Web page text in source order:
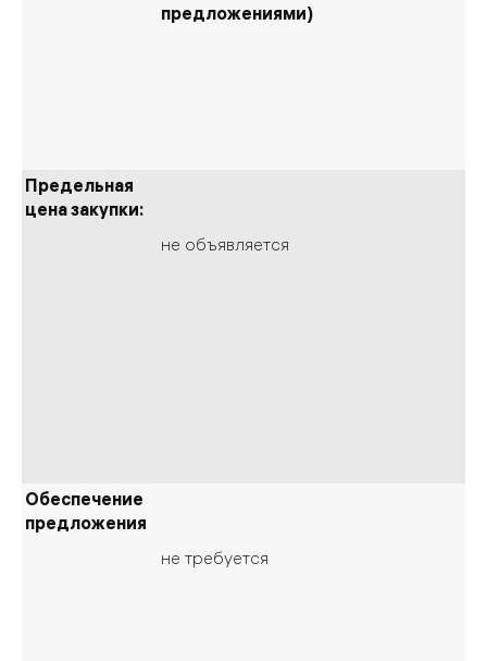
предложениями)
Предельная
цена закупки:
не объявляется
Обеспечение
предложения
не требуется